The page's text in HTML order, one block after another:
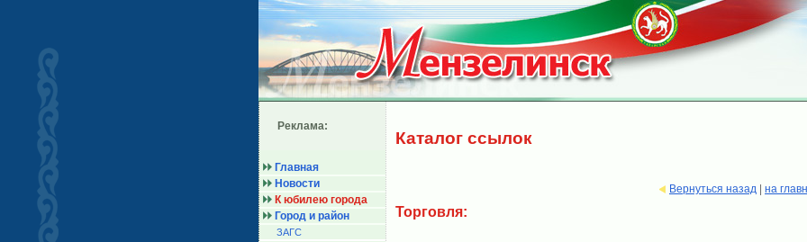
Реклама:
Главная
Новости
К юбилею города
Город и район
ЗАГС
Каталог ссылок
Вернуться назад на
Торговля: